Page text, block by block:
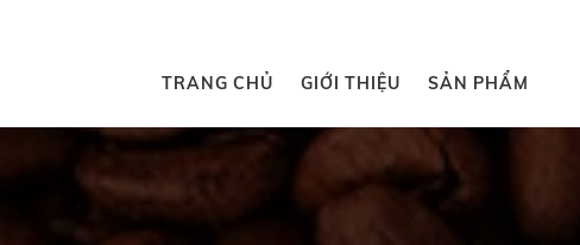
TRANG CHỦ GIỚI THIỆU SẢN PHẨM